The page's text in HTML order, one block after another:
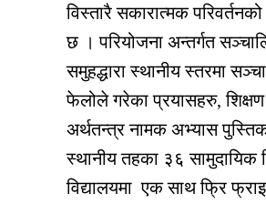
विस्तारै सकारात्मक
छ । परियोजना अन्तर्गत
समुहद्धारा स्थानीय स्तरमा
फेलोले गरेका प्रयासहरु,
अर्थतन्त्र नामक अभ्यास
स्थानीय तहका ३६ सामुदायिक
विद्यालयमा एक साथ फ्रि